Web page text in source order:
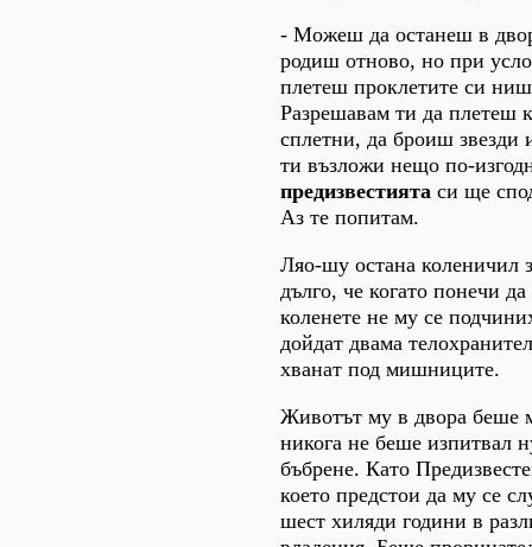
- Можеш да останеш в
родиш отново, но при
плетеш проклетите си
Разрешавам ти да плетеш
сплетни, да броиш звезди
ти възложи нещо по-
предизвестията си ще
Аз те попитам.
Ляо-шу остана коленичил
дълго, че когато понечи
коленете не му се
дойдат двама
хванат под мишниците.
Животът му в двора беше
никога не беше изпитвал
бъбрене. Като
което предстои да му се
шест хиляди години в